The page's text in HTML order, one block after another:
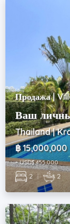
Продажа |
Ваш
Thailand |
฿ 15,000,000
~ USD$ 455,000
2 | 2